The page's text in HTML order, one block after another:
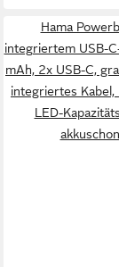
Hama
integriertem USB-
mAh, 2x USB-C,
integriertes Kabel,
LED-